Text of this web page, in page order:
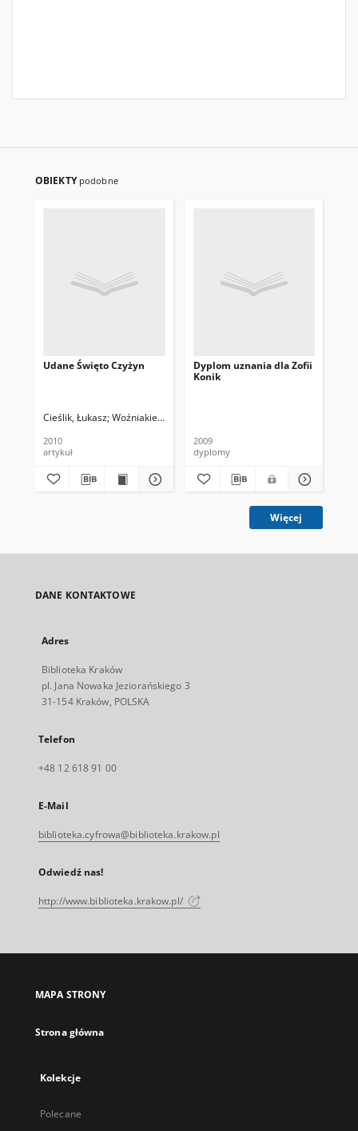
OBIEKTY podobne
Udane Święto Czyżyn
Cieślik, Łukasz Woźniakiewicz, Jerzy. Fot.
2010
artykuł
Dyplom uznania dla Zofii
Konik
2009
dyplomy
Więcej
DANE KONTAKTOWE
Adres
Biblioteka Kraków
pl. Jana Nowaka Jeziorańskiego 3
31-154 Kraków, POLSKA
Telefon
+48 12 618 91 00
E-Mail
biblioteka.cyfrowa@biblioteka.krakow.pl
Odwiedź nas!
http://www.biblioteka.krakow.pl/
MAPA STRONY
Strona główna
Kolekcje
Polecane